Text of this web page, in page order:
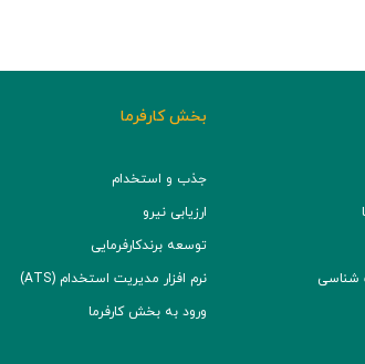
بخش کارفرما
جذب و استخدام
ارزیابی نیرو
توسعه برند‌کارفرمایی
نرم افزار مدیریت استخدام (ATS)
ورود به بخش کارفرما